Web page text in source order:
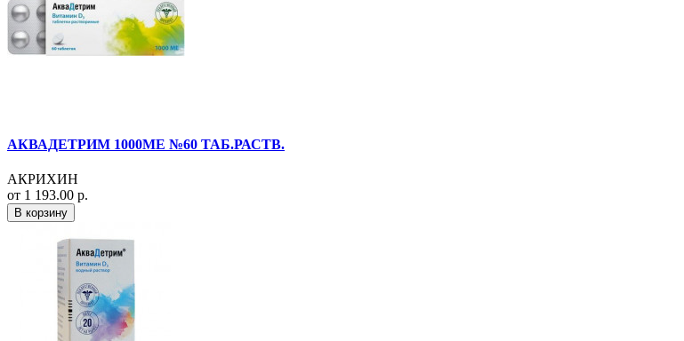
АКВАДЕТРИМ 1000МЕ №60 ТАБ.РАСТВ.
АКРИХИН
от 1 193.00 р.
В корзину